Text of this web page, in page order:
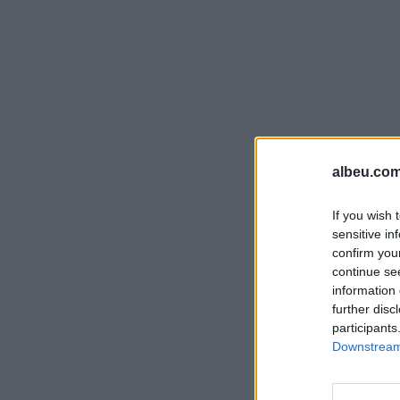
If you wish
sensitive
confirm
continue
information
further